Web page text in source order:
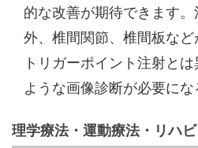
的な改善が期待できます
外、椎間関節、椎間板など
トリガーポイント注射と
ような画像診断が必要にな
理学療法・運動療法・リハ